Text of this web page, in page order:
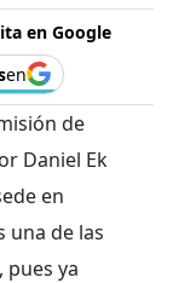
en Google
en
de
Daniel Ek
en
una de las
ya